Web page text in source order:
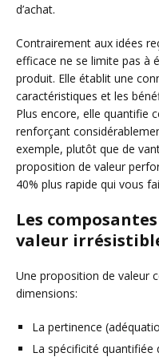
d’achat.
Contrairement aux idées
efficace ne se limite pas à
produit. Elle établit une
caractéristiques et les
Plus encore, elle quantifie
renforçant
exemple, plutôt que de
proposition de valeur
40% plus rapide qui vous
Les
valeur
Une proposition de valeur
dimensions:
La pertinence
La spécificité quantifiée